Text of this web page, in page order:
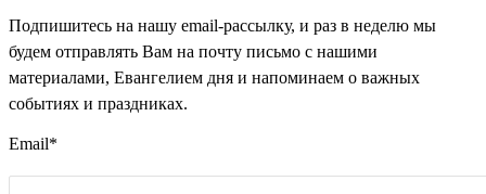
Подпишитесь на нашу email-рассылку, и раз в неделю мы
будем отправлять Вам на почту письмо с нашими
материалами, Евангелием дня и напоминаем о важных
событиях и праздниках.
Email*